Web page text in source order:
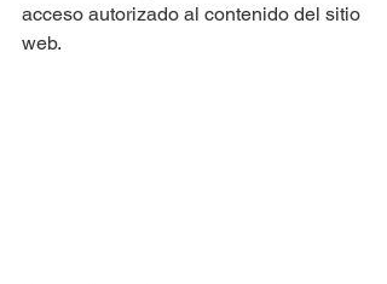
acceso autorizado al contenido del sitio
web.